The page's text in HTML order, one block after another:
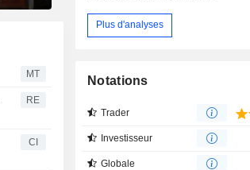
MT
RE
CI
Plus d'analyses
Notations
Trader
Investisseur
Globale